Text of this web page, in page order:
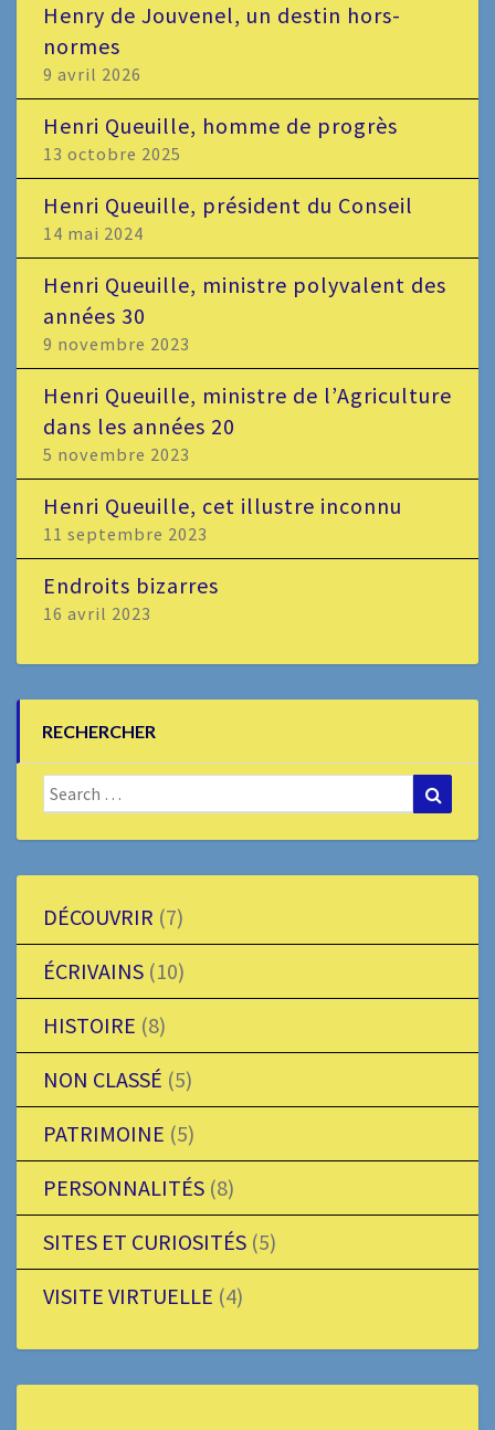
Henry de Jouvenel, un destin hors-
normes
9 avril 2026
Henri Queuille, homme de progrès
13 octobre 2025
Henri Queuille, président du Conseil
14 mai 2024
Henri Queuille, ministre polyvalent des
années 30
9 novembre 2023
Henri Queuille, ministre de l’Agriculture
dans les années 20
5 novembre 2023
Henri Queuille, cet illustre inconnu
11 septembre 2023
Endroits bizarres
16 avril 2023
RECHERCHER
Search
for:
DÉCOUVRIR (7)
ÉCRIVAINS (10)
HISTOIRE (8)
NON CLASSÉ (5)
PATRIMOINE (5)
PERSONNALITÉS (8)
SITES ET CURIOSITÉS (5)
VISITE VIRTUELLE (4)